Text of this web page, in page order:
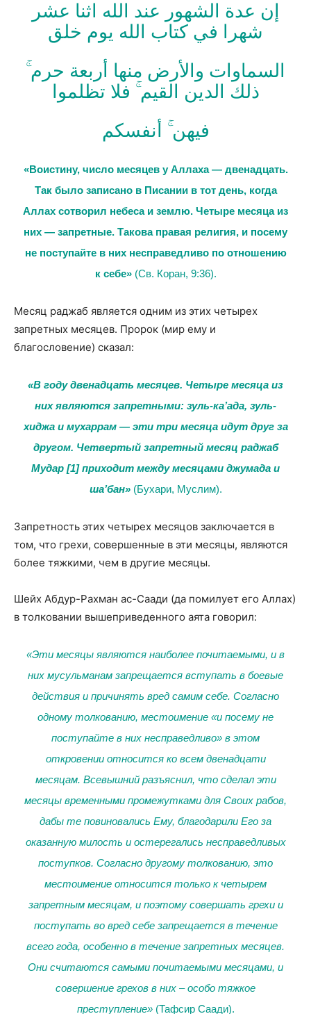
إن عدة الشهور عند الله اثنا عشر
شهرا في كتاب الله يوم خلق
السماوات والأرض منها أربعة حرم ۚ
ذلك الدين القيم ۚ فلا تظلموا
فيهن ۚ أنفسكم
«Воистину, число месяцев у Аллаха — двенадцать.
Так было записано в Писании в тот день, когда
Аллах сотворил небеса и землю. Четыре месяца из
них — запретные. Такова правая религия, и посему
не поступайте в них несправедливо по отношению
к себе»(Св. Коран, 9:36).
Месяц раджаб является одним из этих четырех
запретных месяцев. Пророк (мир ему и
благословение) сказал:
«В году двенадцать месяцев. Четыре месяца из
них являются запретными: зуль-ка’ада, зуль-
хиджа и мухаррам — эти три месяца идут друг за
другом. Четвертый запретный месяц раджаб
Мудар [1]приходит между месяцами джумада и
ша’бан»(Бухари, Муслим).
Запретность этих четырех месяцов заключается в
том, что грехи, совершенные в эти месяцы, являются
более тяжкими, чем в другие месяцы.
Шейх Абдур-Рахман ас-Саади (да помилует его Аллах)
в толковании вышеприведенного аята говорил:
«Эти месяцы являются наиболее почитаемыми, и в
них мусульманам запрещается вступать в боевые
действия и причинять вред самим себе. Согласно
одному толкованию, местоимение «и посему не
поступайте в них несправедливо» в этом
откровении относится ко всем двенадцати
месяцам. Всевышний разъяснил, что сделал эти
месяцы временными промежутками для Своих рабов,
дабы те повиновались Ему, благодарили Его за
оказанную милость и остерегались несправедливых
поступков. Согласно другому толкованию, это
местоимение относится только к четырем
запретным месяцам, и поэтому совершать грехи и
поступать во вред себе запрещается в течение
всего года, особенно в течение запретных месяцев.
Они считаются самыми почитаемыми месяцами, и
совершение грехов в них – особо тяжкое
преступление»(Тафсир Саади).